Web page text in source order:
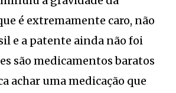
é extremamente caro, não
e a patente ainda não foi
são medicamentos baratos
achar uma medicação que